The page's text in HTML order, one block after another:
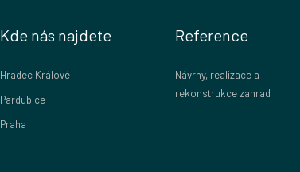
Kde nás najdete
Hradec Králové
Pardubice
Praha
Reference
Návrhy, realizace a
rekonstrukce zahrad